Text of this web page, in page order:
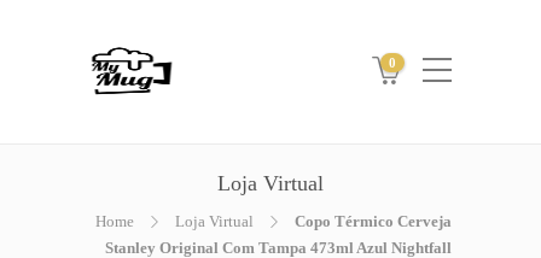
0
Loja Virtual
Home Loja Virtual
Copo Térmico Cerveja
Stanley Original Com Tampa 473ml Azul Nightfall